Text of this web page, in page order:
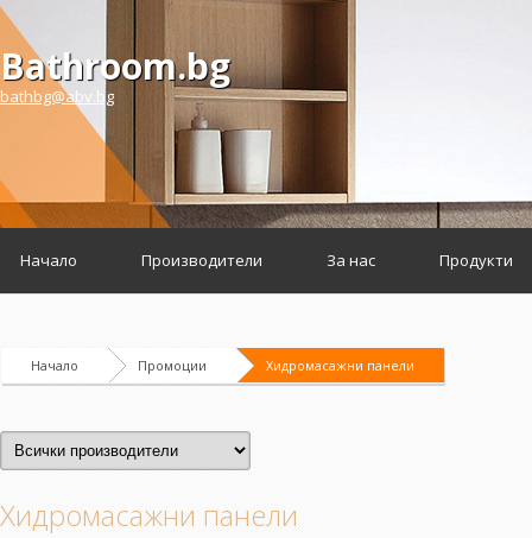
Bathroom.bg
bathbg@abv.bg
Начало Производители За нас Продукти
Начало Промоции Хидромасажни панели
Хидромасажни панели